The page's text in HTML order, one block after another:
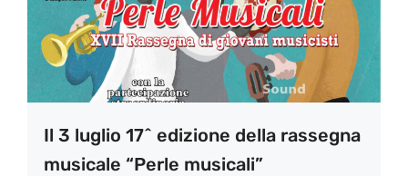
Il 3 luglio 17^ edizione della rassegna
musicale “Perle musicali”